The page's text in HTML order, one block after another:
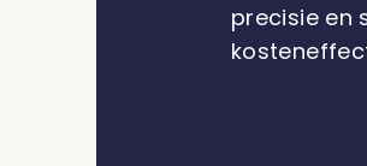
precisie en